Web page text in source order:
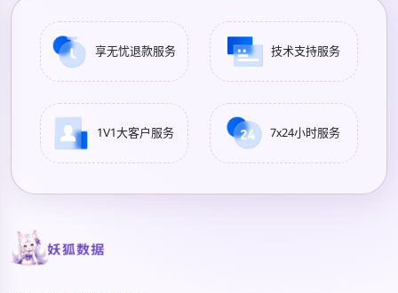
享无忧退款服务 技术支持服务
1V1大客户服务 7x24小时服务